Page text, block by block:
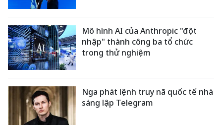
Mô hình AI của Anthropic "đột
nhập" thành công ba tổ chức
trong thử nghiệm
Nga phát lệnh truy nã quốc tế nhà
sáng lập Telegram